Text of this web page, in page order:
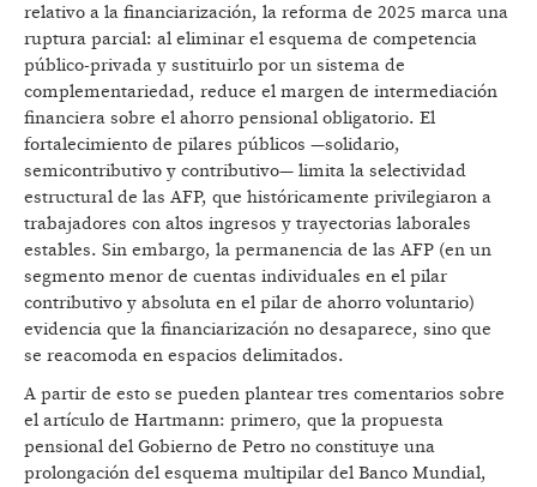
relativo a la financiarización, la reforma de 2025 marca una
ruptura parcial: al eliminar el esquema de competencia
público-privada y sustituirlo por un sistema de
complementariedad, reduce el margen de intermediación
financiera sobre el ahorro pensional obligatorio. El
fortalecimiento de pilares públicos —solidario,
semicontributivo y contributivo— limita la selectividad
estructural de las AFP, que históricamente privilegiaron a
trabajadores con altos ingresos y trayectorias laborales
estables. Sin embargo, la permanencia de las AFP (en un
segmento menor de cuentas individuales en el pilar
contributivo y absoluta en el pilar de ahorro voluntario)
evidencia que la financiarización no desaparece, sino que
se reacomoda en espacios delimitados.
A partir de esto se pueden plantear tres comentarios sobre
el artículo de Hartmann: primero, que la propuesta
pensional del Gobierno de Petro no constituye una
prolongación del esquema multipilar del Banco Mundial,